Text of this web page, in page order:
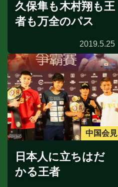
久保隼も木村翔も王
者も万全のパス
2019.5.25
中国会見
日本人に立ちはだ
かる王者